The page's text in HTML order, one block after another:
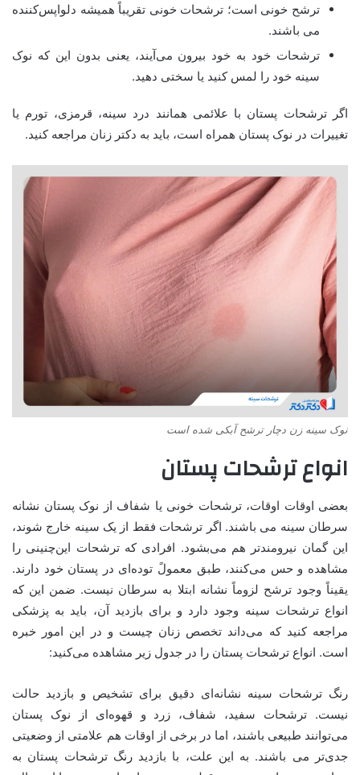
ترشح خونی است؛ ترشحات خونی تقریباً همیشه دلواپس‌کننده
می باشند.
ترشحات خود به خود بیرون می‌آیند، یعنی بدون این که نوک
سینه خود را لمس کنید یا سختی دهید.
اگر ترشحات پستان با علائمی همانند درد سینه، قرمزی، تورم یا
تغییرات در نوک پستان همراه است، باید به دکتر زنان مراجعه کنید.
نوک سینه زن دچار ترشح آبکی شده است
انواع ترشحات پستان
بعضی اوقات اوقات، ترشحات خونی یا شفاف از نوک پستان نشانه
سرطان سینه می باشند. اگر ترشحات فقط از یک سینه خارج شوند،
این گمان نیرومندتر هم می‌بشود. افرادی که ترشحات این‌چنینی را
مشاهده و حس می‌کنند، طبق معمولً توده‌ای در پستان خود دارند.
یقیناً وجود ترشح لزوماً نشانه ابتلا به سرطان نیست. ضمن این که
انواع ترشحات سینه وجود دارد و برای بازدید آن، باید به پزشکی
مراجعه کنید که می‌داند تخصص زنان چیست و در این امور خبره
است. انواع ترشحات پستان را در جدول زیر مشاهده می‌کنید:
رنگ ترشحات سینه نشانه‌ای دقیق برای تشخیص و بازدید حالت
نیست. ترشحات سفید، شفاف، زرد و قهوه‌ای از نوک پستان
می‌توانند طبیعی باشند، اما در برخی از اوقات هم علامتی از وضعیتی
جدی‌تر می باشند. به این علت، با بازدید رنگ ترشحات پستان به‌